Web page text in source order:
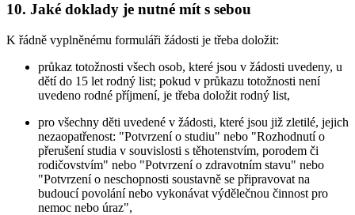
10. Jaké doklady je nutné mít s sebou
K řádně vyplněnému formuláři žádosti je třeba doložit:
průkaz totožnosti všech osob, které jsou v žádosti uvedeny, u
dětí do 15 let rodný list; pokud v průkazu totožnosti není
uvedeno rodné příjmení, je třeba doložit rodný list,
pro všechny děti uvedené v žádosti, které jsou již zletilé, jejich
nezaopatřenost: "Potvrzení o studiu" nebo "Rozhodnutí o
přerušení studia v souvislosti s těhotenstvím, porodem či
rodičovstvím" nebo "Potvrzení o zdravotním stavu" nebo
"Potvrzení o neschopnosti soustavně se připravovat na
budoucí povolání nebo vykonávat výdělečnou činnost pro
nemoc nebo úraz",